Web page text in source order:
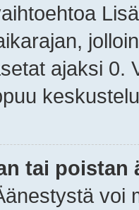
ajaksi 0.
tai poistan
voi